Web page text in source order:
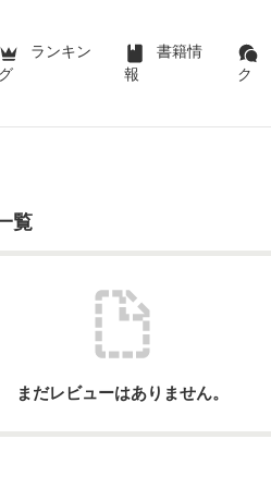
ランキン
グ
書籍情
報
ク
覧
まだレビューはありません。